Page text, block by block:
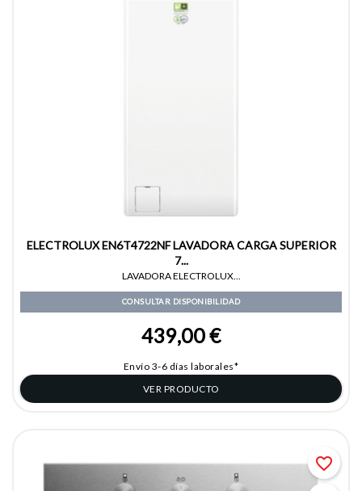
ELECTROLUX EN6T4722NF LAVADORA CARGA SUPERIOR
7...
LAVADORA ELECTROLUX...
CONSULTAR DISPONIBILIDAD
439,00 €
Envío 3-6 días laborales*
VER PRODUCTO
favorite_border